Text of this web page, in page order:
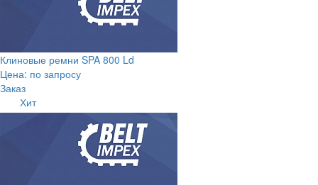
Клиновые ремни SPA 800 Ld
Цена: по запросу
Заказ
Хит